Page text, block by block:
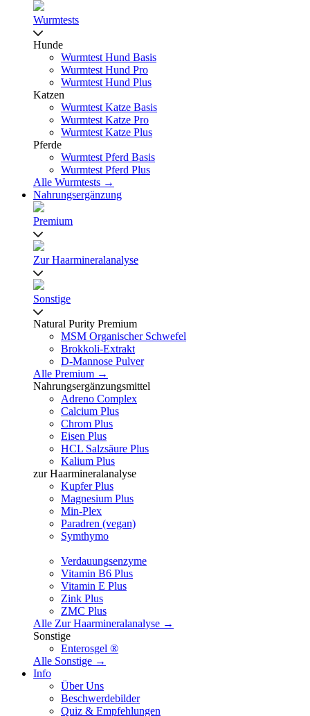
Wurmtests
Hunde
Wurmtest Hund Basis
Wurmtest Hund Pro
Wurmtest Hund Plus
Katzen
Wurmtest Katze Basis
Wurmtest Katze Pro
Wurmtest Katze Plus
Pferde
Wurmtest Pferd Basis
Wurmtest Pferd Plus
Alle Wurmtests →
Nahrungsergänzung
Premium
Zur Haarmineralanalyse
Sonstige
Natural Purity Premium
MSM Organischer Schwefel
Brokkoli-Extrakt
D-Mannose Pulver
Alle Premium →
Nahrungsergänzungsmittel
Adreno Complex
Calcium Plus
Chrom Plus
Eisen Plus
HCL Salzsäure Plus
Kalium Plus
zur Haarmineralanalyse
Kupfer Plus
Magnesium Plus
Min-Plex
Paradren (vegan)
Symthymo
Verdauungsenzyme
Vitamin B6 Plus
Vitamin E Plus
Zink Plus
ZMC Plus
Alle Zur Haarmineralanalyse →
Sonstige
Enterosgel ®
Alle Sonstige →
Info
Über Uns
Beschwerdebilder
Quiz & Empfehlungen